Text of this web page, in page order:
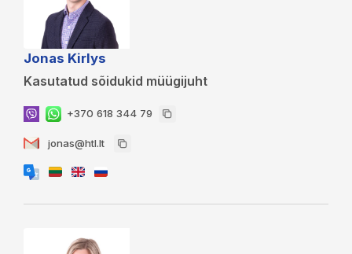
Jonas Kirlys
Kasutatud sõidukid müügijuht
+370 618 344 79
jonas@htl.lt